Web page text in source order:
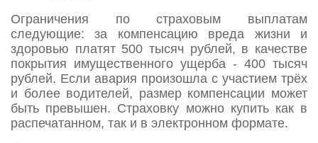
Ограничения по страховым выплатам
следующие: за компенсацию вреда жизни и
здоровью платят 500 тысяч рублей, в качестве
покрытия имущественного ущерба - 400 тысяч
рублей. Если авария произошла с участием трёх
и более водителей, размер компенсации может
быть превышен. Страховку можно купить как в
распечатанном, так и в электронном формате.